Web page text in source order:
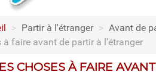
> Partir à l'étranger > Avant de
à faire avant de partir à l'étranger
CHOSES À FAIRE